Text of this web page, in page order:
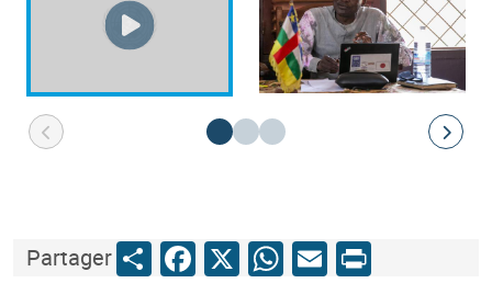
PartagerShareFacebook
X WhatsApp
Email
Print